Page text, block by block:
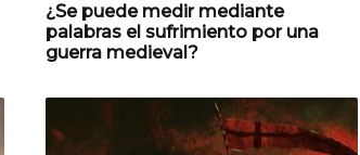
¿Se puede medir mediante
palabras el sufrimiento por una
guerra medieval?